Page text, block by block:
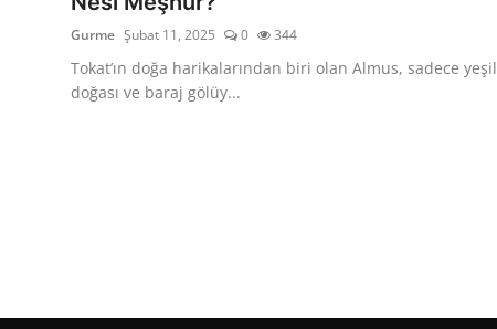
Gurme Şubat 11, 2025 0 344
Tokat’ın doğa harikalarından biri olan Almus, sadece yeşil
doğası ve baraj gölüy...